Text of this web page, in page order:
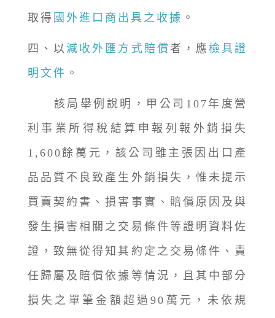
取得 國外進口商出具之收據 。
四、以 減收外匯方式賠償 者，應檢具證
明文件 。
該局舉例說明，甲公司107年度營
利事業所得稅結算申報列報外銷損失
1,600餘萬元，該公司雖主張因出口產
品品質不良致產生外銷損失，惟未提示
買賣契約書、損害事實、賠償原因及與
發生損害相關之交易條件等證明資料佐
證，致無從得知其約定之交易條件、責
任歸屬及賠償依據等情況，且其中部分
損失之單筆金額超過90萬元，未依規